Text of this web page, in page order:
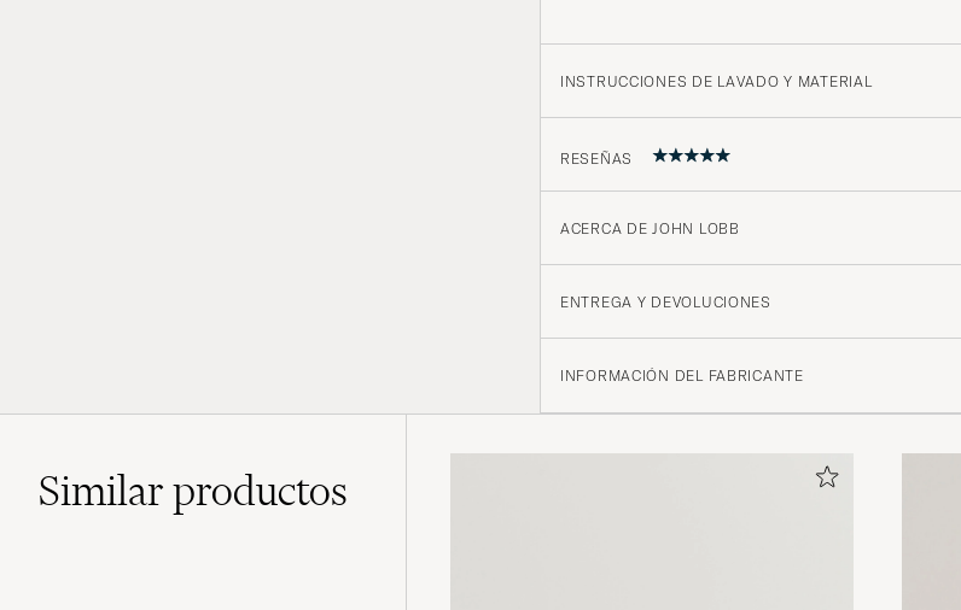
INSTRUCCIONES DE LAVADO Y MATERIAL
RESEÑAS
ACERCA DE JOHN LOBB
ENTREGA Y DEVOLUCIONES
INFORMACIÓN DEL FABRICANTE
Similarproductos